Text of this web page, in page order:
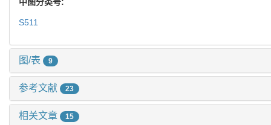
中图分类号:
S511
图/表 9
参考文献 23
相关文章 15